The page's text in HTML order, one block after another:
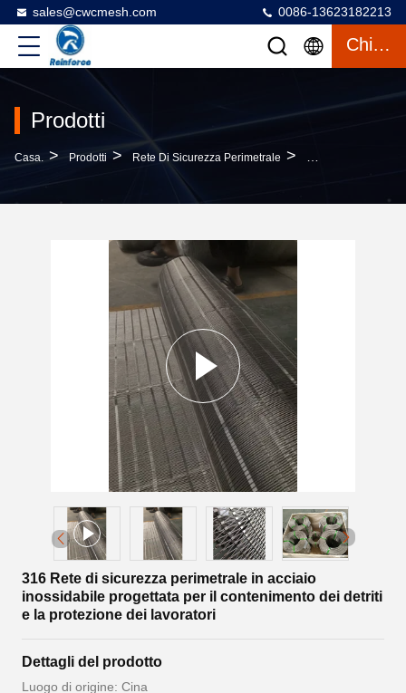
sales@cwcmesh.com 0086-13623182213
Chiacchierata
Prodotti
Casa. > Prodotti > Rete Di Sicurezza Perimetrale > 316 Rete Di
316 Rete di sicurezza perimetrale in acciaio
inossidabile progettata per il contenimento dei detriti
e la protezione dei lavoratori
Dettagli del prodotto
Luogo di origine: Cina